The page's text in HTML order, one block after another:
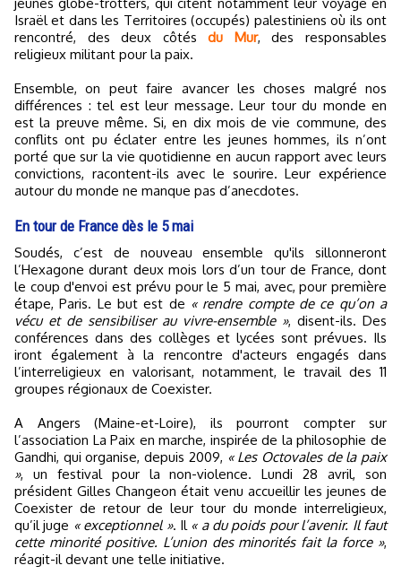
Israël et dans les Territoires (occupés) palestiniens où ils ont
rencontré, des deux côtésdu Mur, des responsables
religieux militant pour la paix.
Ensemble, on peut faire avancer les choses malgré nos
différences : tel est leur message. Leur tour du monde en
est la preuve même. Si, en dix mois de vie commune, des
conflits ont pu éclater entre les jeunes hommes, ils n’ont
porté que sur la vie quotidienne en aucun rapport avec leurs
convictions, racontent-ils avec le sourire. Leur expérience
autour du monde ne manque pas d’anecdotes.
En tour de France dès le 5 mai
Soudés, c’est de nouveau ensemble qu'ils sillonneront
l’Hexagone durant deux mois lors d’un tour de France, dont
le coup d'envoi est prévu pour le 5 mai, avec, pour première
étape, Paris. Le but est de « rendre compte de ce qu’on a
vécu et de sensibiliser au vivre-ensemble », disent-ils. Des
conférences dans des collèges et lycées sont prévues. Ils
iront également à la rencontre d'acteurs engagés dans
l’interreligieux en valorisant, notamment, le travail des 11
groupes régionaux de Coexister.
A Angers (Maine-et-Loire), ils pourront compter sur
l’association La Paix en marche, inspirée de la philosophie de
Gandhi, qui organise, depuis 2009, « Les Octovales de la paix
», un festival pour la non-violence. Lundi 28 avril, son
président Gilles Changeon était venu accueillir les jeunes de
Coexister de retour de leur tour du monde interreligieux,
qu’il juge « exceptionnel ». Il « a du poids pour l’avenir. Il faut
cette minorité positive. L’union des minorités fait la force »,
réagit-il devant une telle initiative.